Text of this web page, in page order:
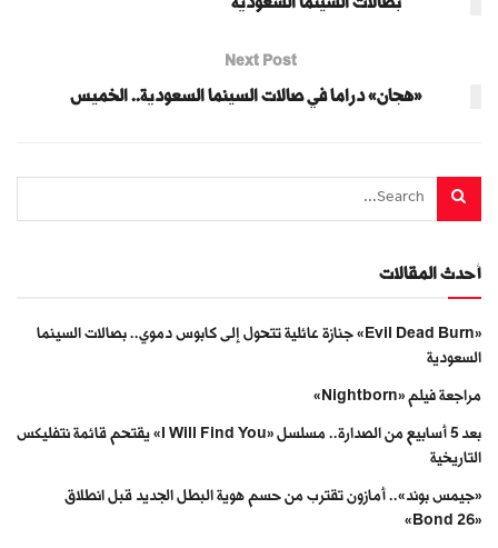
Next Post
«هجان» دراما في صالات السينما السعودية.. الخميس
أحدث المقالات
«Evil Dead Burn» جنازة عائلية تتحول إلى كابوس دموي.. بصالات السينما
السعودية
مراجعة فيلم «Nightborn»
بعد 5 أسابيع من الصدارة.. مسلسل «I Will Find You» يقتحم قائمة نتفليكس
التاريخية
«جيمس بوند».. أمازون تقترب من حسم هوية البطل الجديد قبل انطلاق
«Bond 26»